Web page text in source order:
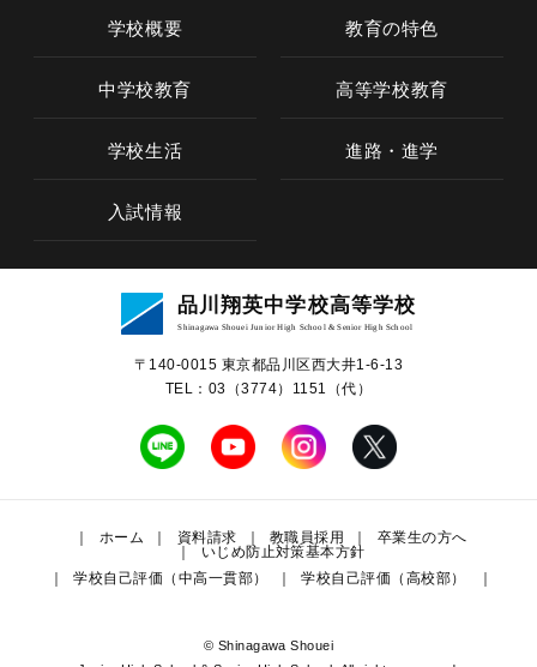
高等学校教育
進路・進学
学校概要 教育の特色
中学校教育 高等学校教育
学校生活 進路・進学
入試情報
品川翔英中学校高等学校
Shinagawa Shouei Junior High School & Senior High School
〒140-0015 東京都品川区⻄⼤井1-6-13
TEL：03（3774）1151（代）
ホーム 資料請求 教職員採用
卒業生の方へ
いじめ防止対策基本方針
学校自己評価（中高一貫部）
学校自己評価（高校部）
© Shinagawa Shouei